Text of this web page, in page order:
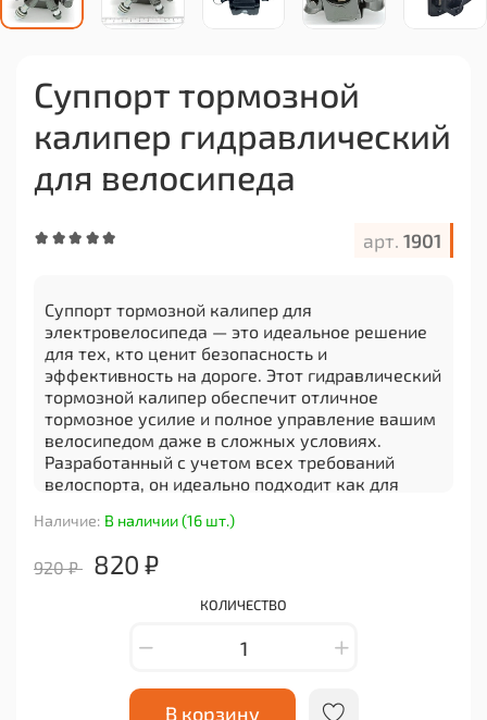
арт. 1901
Наличие: В наличии (16 шт.)
Суппорт тормозной
калипер гидравлический
для велосипеда
920 ₽ 820 ₽
КОЛИЧЕСТВО
В корзину
Суппорт тормозной калипер для
электровелосипеда — это идеальное решение
для тех, кто ценит безопасность и
эффективность на дороге. Этот гидравлический
тормозной калипер обеспечит отличное
тормозное усилие и полное управление вашим
велосипедом даже в сложных условиях.
Разработанный с учетом всех требований
велоспорта, он идеально подходит как для
плавное и мощное торможение, что особенно
сложного рельефа. Конструкция суппорта
что делает его надежным и долговечным
меньше вес вашего байка, тем легче вам будет
его управлять, и этот калипер может сыграть